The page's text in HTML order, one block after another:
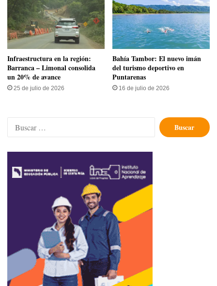
Infraestructura en la región:
Barranca – Limonal consolida
un 20% de avance
25 de julio de 2026
Bahía Tambor: El nuevo imán
del turismo deportivo en
Puntarenas
16 de julio de 2026
Buscar: